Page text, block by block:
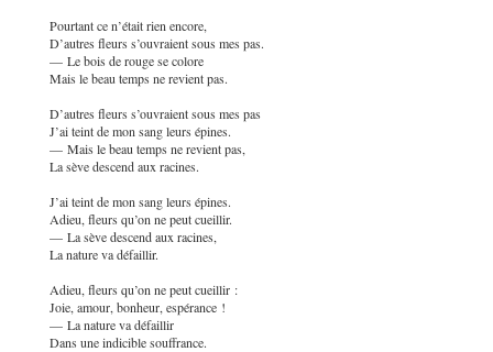
Pourtant ce n’était rien encore,
D’autres fleurs s’ouvraient sous mes pas.
— Le bois de rouge se colore
Mais le beau temps ne revient pas.
D’autres fleurs s’ouvraient sous mes pas
J’ai teint de mon sang leurs épines.
— Mais le beau temps ne revient pas,
La sève descend aux racines.
J’ai teint de mon sang leurs épines.
Adieu, fleurs qu’on ne peut cueillir.
— La sève descend aux racines,
La nature va défaillir.
Adieu, fleurs qu’on ne peut cueillir :
Joie, amour, bonheur, espérance !
— La nature va défaillir
Dans une indicible souffrance.